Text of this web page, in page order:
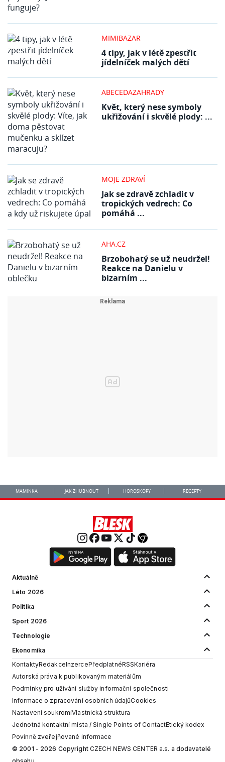
MIMIBAZAR
4 tipy, jak v létě zpestřit
jídelníček malých dětí
ABECEDAZAHRADY
Květ, který nese symboly
ukřižování i skvělé plody: ...
MOJE ZDRAVÍ
Jak se zdravě zchladit v
tropických vedrech: Co
pomáhá ...
AHA.CZ
Brzobohatý se už neudržel!
Reakce na Danielu v
bizarním ...
MAMINKA JAK ZHUBNOUT HOROSKOPY RECEPTY
Aktuálně
Léto 2026
Politika
Sport 2026
Technologie
Ekonomika
KontaktyRedakceInzercePředplatnéRSSKariéra
Autorská práva k publikovaným materiálům
Podmínky pro užívání služby informační společnosti
Informace o zpracování osobních údajůCookies
Nastavení soukromíVlastnická struktura
Jednotná kontaktní místa / Single Points of ContactEtický kodex
Povinně zveřejňované informace
© 2001 - 2026 Copyright CZECH NEWS CENTER a.s. a dodavatelé